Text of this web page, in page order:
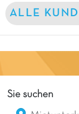
ALLE
Sie suchen